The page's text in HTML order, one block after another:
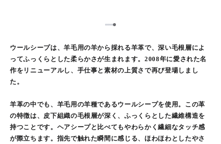
1234
ウールシープは、羊毛用の羊から採れる羊革で、深い毛根層によ
ってふっくらとした柔らかさが生まれます。2008年に愛された名
作をリニューアルし、手仕事と素材の上質さで再び登場しまし
た。
羊革の中でも、羊毛用の羊種であるウールシープを使用。この革
の特徴は、皮下組織の毛根層が深く、ふっくらとした繊維構造を
持つことです。ヘアシープと比べてもやわらかく繊細なタッチ感
が際立ちます。指先で触れた瞬間に感じる、ほわほわとしたやさ